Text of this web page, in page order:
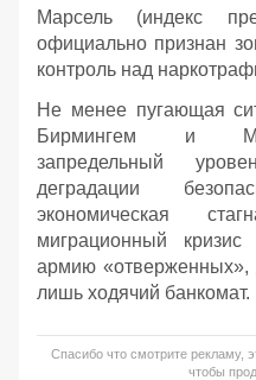
Марсель (индекс
официально признан
контроль над
Не менее пугающая
Бирмингем и
запредельный
деградации
экономическая
миграционный
армию «отверженных»,
лишь ходячий банкомат.
Спасибо что смотрите рекламу,
чтобы